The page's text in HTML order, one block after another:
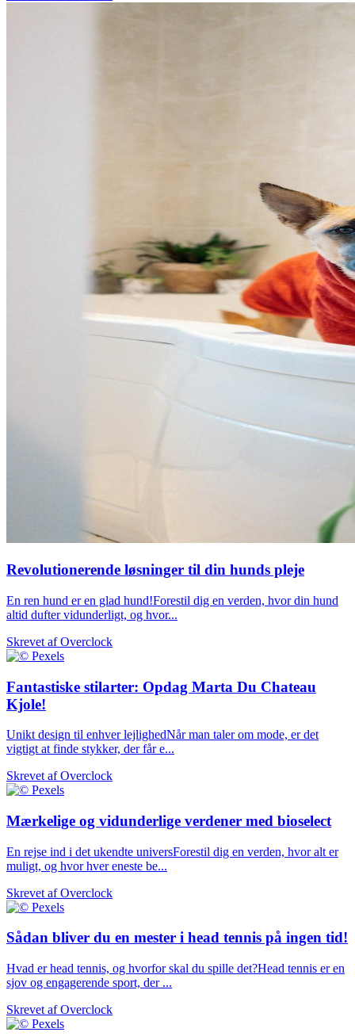
Revolutionerende løsninger til din hunds pleje
En ren hund er en glad hund!Forestil dig en verden, hvor din hund
altid dufter vidunderligt, og hvor...
Skrevet afOverclock
Fantastiske stilarter: Opdag Marta Du Chateau
Kjole!
Unikt design til enhver lejlighedNår man taler om mode, er det
vigtigt at finde stykker, der får e...
Skrevet afOverclock
Mærkelige og vidunderlige verdener med bioselect
En rejse ind i det ukendte universForestil dig en verden, hvor alt er
muligt, og hvor hver eneste be...
Skrevet afOverclock
Sådan bliver du en mester i head tennis på ingen tid!
Hvad er head tennis, og hvorfor skal du spille det?Head tennis er en
sjov og engagerende sport, der ...
Skrevet afOverclock